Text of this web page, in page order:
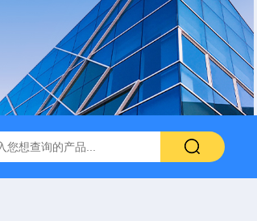
MSR-RRDE旋转圆盘电极装置(RRDE)